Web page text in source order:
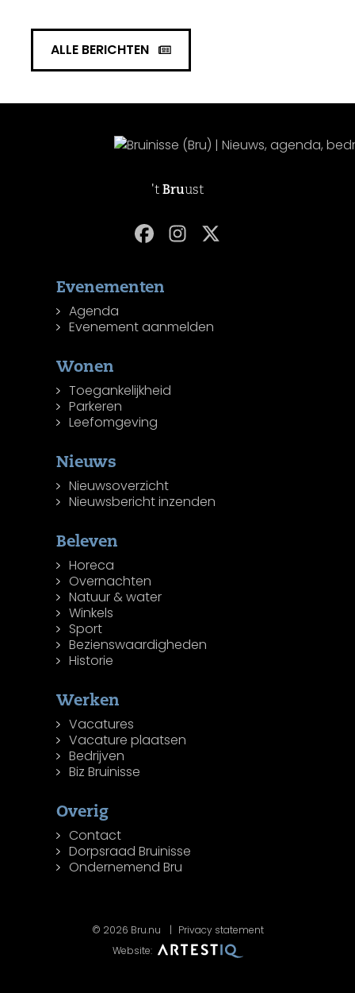
ALLE BERICHTEN
't Bruust
Evenementen
Agenda
Evenement aanmelden
Wonen
Toegankelijkheid
Parkeren
Leefomgeving
Nieuws
Nieuwsoverzicht
Nieuwsbericht inzenden
Beleven
Horeca
Overnachten
Natuur & water
Winkels
Sport
Bezienswaardigheden
Historie
Werken
Vacatures
Vacature plaatsen
Bedrijven
Biz Bruinisse
Overig
Contact
Dorpsraad Bruinisse
Ondernemend Bru
© 2026 Bru.nu
Privacy statement
Website: